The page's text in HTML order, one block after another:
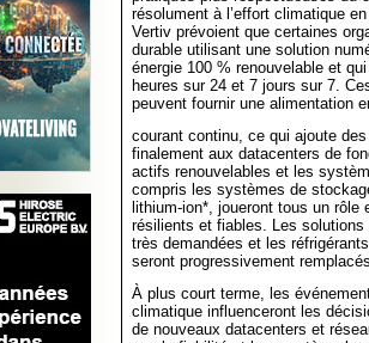
résolument à l’effort climatique
Vertiv prévoient que certaines
durable utilisant une solution
énergie 100 % renouvelable et
heures sur 24 et 7 jours sur 7.
peuvent fournir une alimentation
courant continu, ce qui ajoute
finalement aux datacenters de
actifs renouvelables et les
compris les systèmes de
lithium-ion*, joueront tous un rôle
résilients et fiables. Les solutions
très demandées et les
seront progressivement
À plus court terme, les
climatique influenceront les
de nouveaux datacenters et